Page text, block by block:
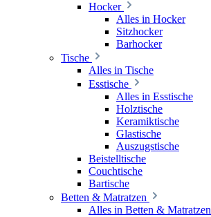
Hocker
Alles in Hocker
Sitzhocker
Barhocker
Tische
Alles in Tische
Esstische
Alles in Esstische
Holztische
Keramiktische
Glastische
Auszugstische
Beistelltische
Couchtische
Bartische
Betten & Matratzen
Alles in Betten & Matratzen